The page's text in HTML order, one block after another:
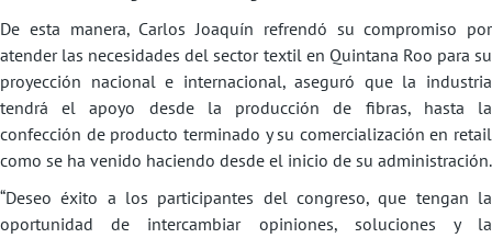
De esta manera, Carlos Joaquín refrendó su compromiso por
atender las necesidades del sector textil en Quintana Roo para su
proyección nacional e internacional, aseguró que la industria
tendrá el apoyo desde la producción de fibras, hasta la
confección de producto terminado y su comercialización en retail
como se ha venido haciendo desde el inicio de su administración.
“Deseo éxito a los participantes del congreso, que tengan la
oportunidad de intercambiar opiniones, soluciones y la